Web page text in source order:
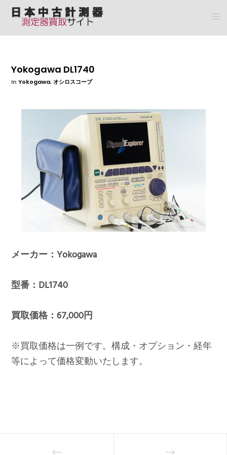
Yokogawa DL1740
InYokogawa,オシロスコープ
メーカー：Yokogawa
型番：DL1740
買取価格：67,000円
※買取価格は一例です。構成・オプション・経年
等によって価格変動いたします。